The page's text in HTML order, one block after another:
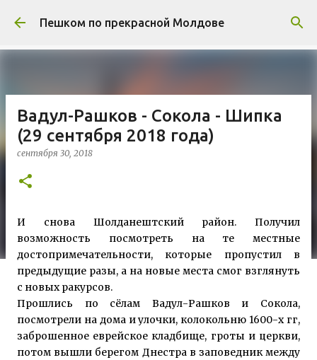
К основному контенту
Пешком по прекрасной Молдове
Вадул-Рашков - Сокола - Шипка
(29 сентября 2018 года)
сентября 30, 2018
И снова Шолданештский район. Получил
возможность посмотреть на те местные
достопримечательности, которые пропустил в
предыдущие разы, а на новые места смог взглянуть
с новых ракурсов.
Прошлись по сёлам Вадул-Рашков и Сокола,
посмотрели на дома и улочки, колокольню 1600-х гг,
заброшенное еврейское кладбище, гроты и церкви,
потом вышли берегом Днестра в заповедник между